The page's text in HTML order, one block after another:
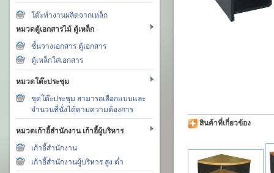
โต๊ะทำงานผลิตจากเหล็ก
หมวดตู้เอกสารไม้ ตู้เหล็ก
ชั้นวางเอกสาร ตู้เอกสาร
ตู้เหล็กใส่เอกสาร
หมวดโต๊ะประชุม
ชุดโต๊ะประชุม สามารถเลือกแบบและ
จำนวนที่นั่งได้ตามความต้องการ
หมวดเก้าอี้สำนักงาน เก้าอี้ผู้บริหาร
เก้าอี้สำนักงาน
เก้าอี้สำนักงานผู้บริหาร สูง ต่ำ
สินค้าที่เกี่ยวข้อง